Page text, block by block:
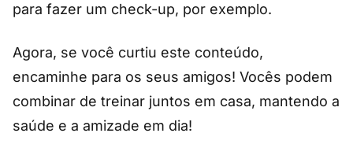
para fazer um check-up, por exemplo.
Agora, se você curtiu este conteúdo,
encaminhe para os seus amigos! Vocês podem
combinar de treinar juntos em casa, mantendo a
saúde e a amizade em dia!